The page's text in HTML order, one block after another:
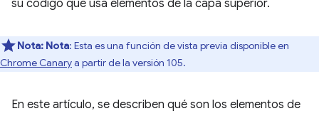
su código que usa elementos de la capa superior.
Nota: Nota: Esta es una función de vista previa disponible en
Chrome Canarya partir de la versión 105.
En este artículo, se describen qué son los elementos de